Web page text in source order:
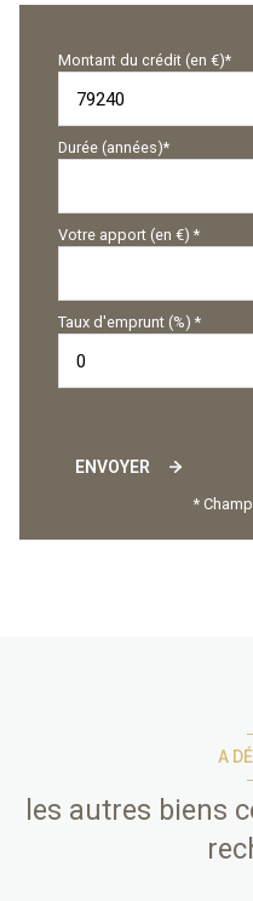
Montant du crédit (en €)*
Durée (années)*
Votre apport (en €) *
Taux d'emprunt (%) *
ENVOYER
*
A
les autres biens